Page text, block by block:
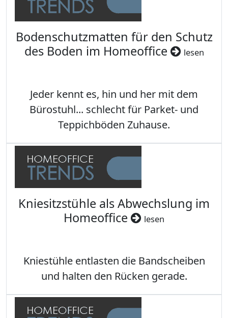
Bodenschutzmatten für den Schutz
des Boden im Homeoffice
lesen
Jeder kennt es, hin und her mit dem
Bürostuhl... schlecht für Parket- und
Teppichböden Zuhause.
Kniesitzstühle als Abwechslung im
Homeoffice
lesen
Kniestühle entlasten die Bandscheiben
und halten den Rücken gerade.